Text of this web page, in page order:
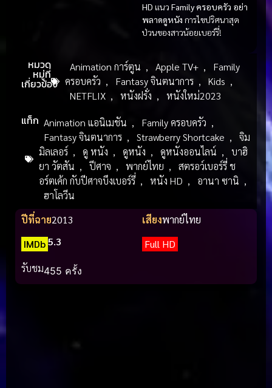
HD แนว Family ครอบครัว อย่า
พลาดดูหนัง การไขปริศนาสุด
ป่วนของสาวน้อยเบอร์รี่!
หมวด
หมู่ที่
เกี่ยวข้อง
Animation การ์ตูน , Apple TV+ ,
Family
ครอบครัว , Fantasy จินตนาการ , Kids ,
NETFLIX , หนังฝรั่ง , หนังใหม่2023
แท็ก Animation แอนิเมชัน , Family ครอบครัว ,
Fantasy จินตนาการ , Strawberry Shortcake ,
จิม
มิลเลอร์ , ดู หนัง , ดูหนัง , ดูหนังออนไลน์ ,
บาฮิ
ยา วัตสัน , ปีศาจ , พากย์ไทย ,
สตรอว์เบอร์รี่ ช
อร์ตเค้ก กับปีศาจบึงเบอร์รี่ , หนัง HD , อานา ซานิ ,
ฮาโลวีน
ปีที่ฉาย2013 เสียงพากย์ไทย
IMDb5.3
Full HD
รับชม455 ครั้ง